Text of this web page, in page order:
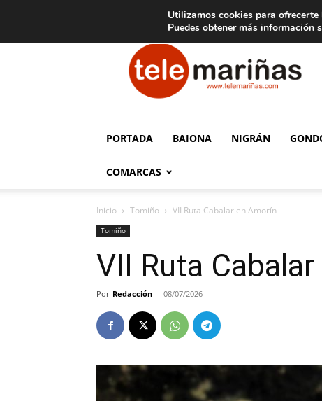
Aviso legal Tarifas de publicidad
Telemariñas
PORTADA BAIONA NIGRÁN
COMARCAS
Inicio Tomiño VII Ruta Cabalar en Amorín
Tomiño
VII Ruta
Por Redacción - 08/07/2026
Utilizamos cookies para
Puedes obtener más información